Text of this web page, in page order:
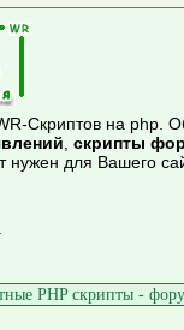
Скриптов на php.
скрипты
нужен для Вашего
PHP скрипты -